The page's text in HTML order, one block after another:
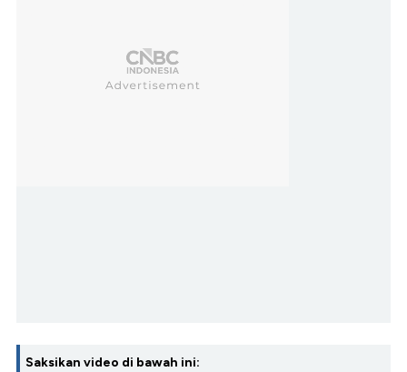
Saksikan video di bawah ini: